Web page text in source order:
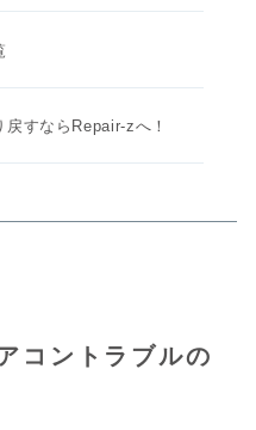
すならRepair-zへ！
コントラブルの